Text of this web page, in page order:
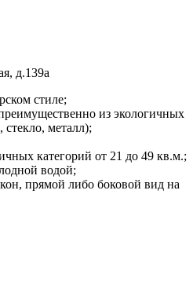
д.139а
стиле;
из экологичных
стекло, металл);
категорий от 21 до 49 кв.м.;
водой;
прямой либо боковой вид на